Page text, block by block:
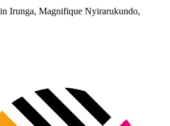
Irunga, Magnifique Nyirarukundo,